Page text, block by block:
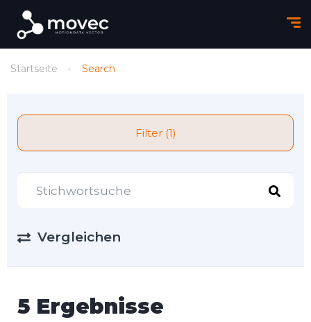
Startseite Search
Filter (1)
Vergleichen
5 Ergebnisse